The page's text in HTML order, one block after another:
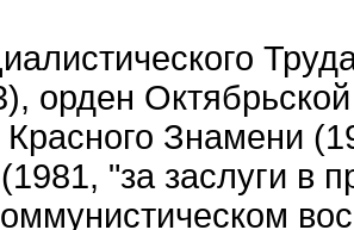
орден
Красного Знамени
"за заслуги в